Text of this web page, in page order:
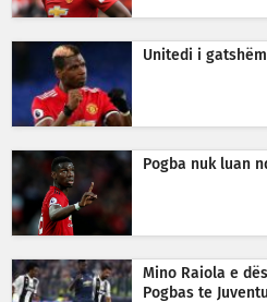
Unitedi i
Pogba nuk luan
Mino Raiola e
Pogbas te